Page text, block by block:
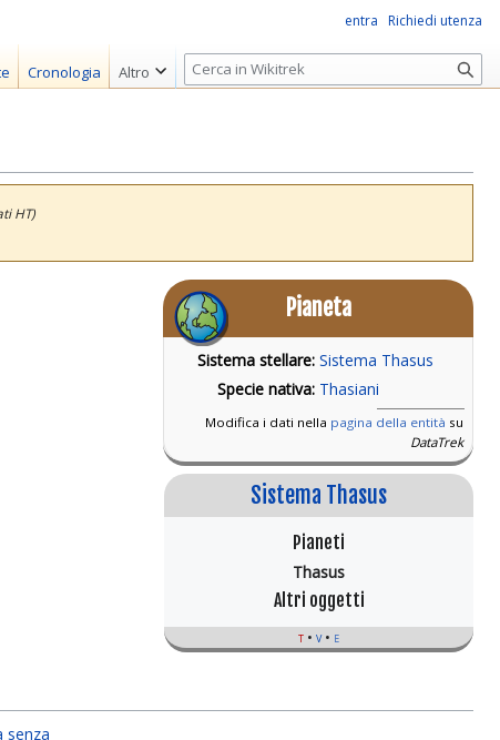
HT)
Pianeta
Sistema stellare: Sistema Thasus
Specie nativa: Thasiani
Modifica i dati nella pagina della entità su
DataTrek
Sistema Thasus
Pianeti
Thasus
Altri oggetti
t v e
senza
entra Richiedi utenza
Cronologia Altro
R
i
r